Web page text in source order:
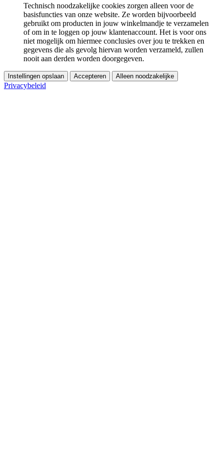
Technisch noodzakelijke cookies zorgen alleen voor de
basisfuncties van onze website. Ze worden bijvoorbeeld
gebruikt om producten in jouw winkelmandje te verzamelen
of om in te loggen op jouw klantenaccount. Het is voor ons
niet mogelijk om hiermee conclusies over jou te trekken en
gegevens die als gevolg hiervan worden verzameld, zullen
nooit aan derden worden doorgegeven.
Instellingen opslaan Accepteren Alleen noodzakelijke
Privacybeleid